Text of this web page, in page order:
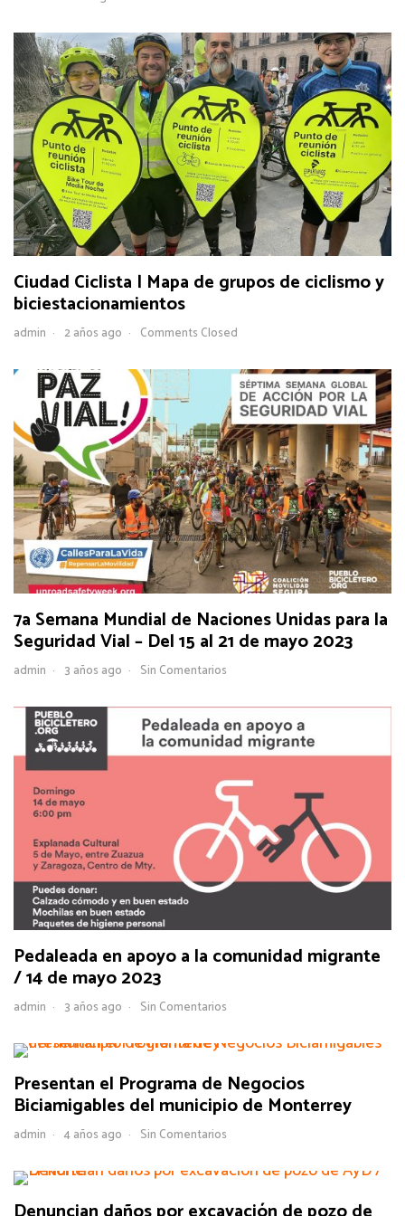
Ciudad Ciclista | Mapa de grupos de ciclismo y
biciestacionamientos
admin 2 años ago Comments Closed
7a Semana Mundial de Naciones Unidas para la
Seguridad Vial – Del 15 al 21 de mayo 2023
admin 3 años ago Sin Comentarios
Pedaleada en apoyo a la comunidad migrante
/ 14 de mayo 2023
admin 3 años ago Sin Comentarios
Presentan el Programa de Negocios
Biciamigables del municipio de Monterrey
admin 4 años ago Sin Comentarios